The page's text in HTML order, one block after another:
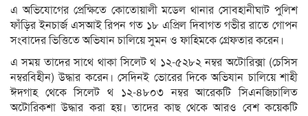
এ অভিযোগের প্রেক্ষিতে কোতোয়ালী মডেল থানার সোবহানীঘাট পুলিশ
ফাঁড়ির ইনচার্জ এসআই রিপন গত ১৮ এপ্রিল দিবাগত গভীর রাতে গোপন
সংবাদের ভিত্তিতে অভিযান চালিয়ে সুমন ও ফাহিমকে গ্রেফতার করেন।
এ সময় তাদের সাথে থাকা সিলেট থ ১২-৫২৮২ নম্বর অটোরিক্সা (চেসিস
নম্বরবিহীন) উদ্ধার করেন। সেদিনই ভোরের দিকে অভিযান চালিয়ে শাহী
ঈদগাহ থেকে সিলেট থ ১২-৪৮০৩ নম্বর আরেকটি সিএনজিচালিত
অটোরিকশা উদ্ধার করা হয়। তাদের কাছ থেকে আরও বেশ কয়েকটি